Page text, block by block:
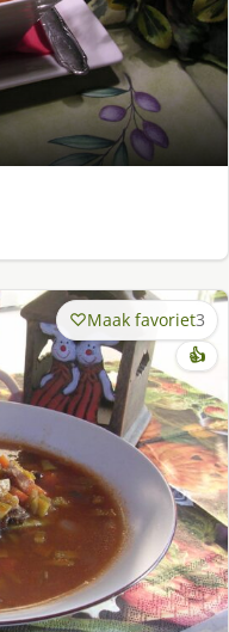
Maak favoriet3
👍